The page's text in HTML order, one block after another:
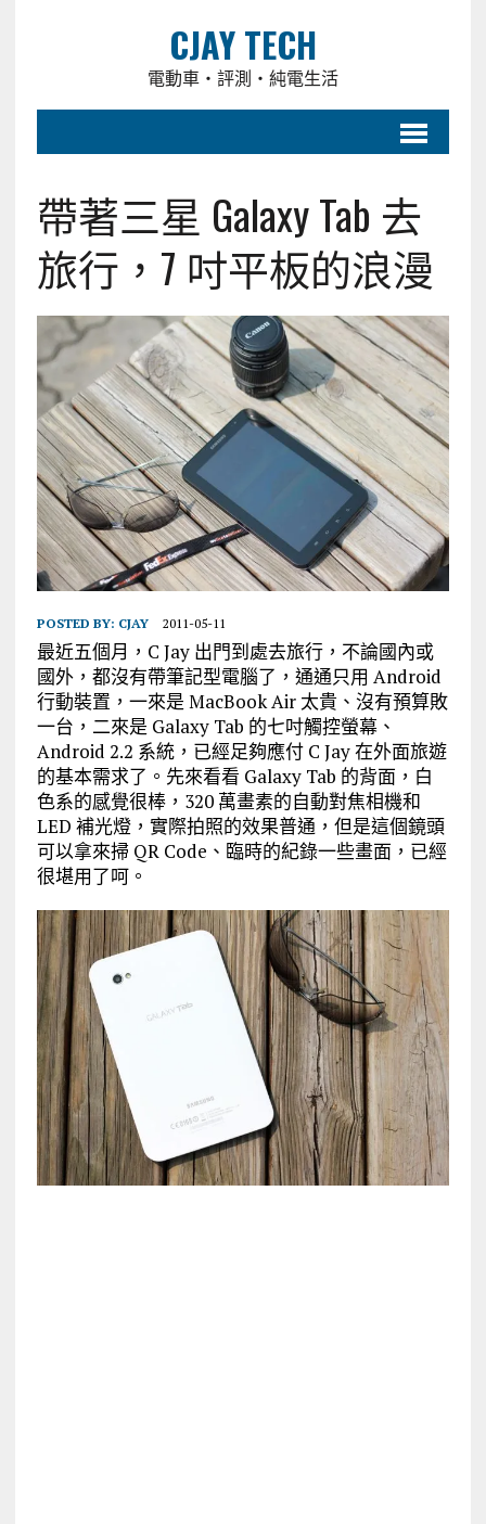
CJAY TECH
電動車・評測・純電生活
帶著三星 Galaxy Tab 去
旅行，7 吋平板的浪漫
POSTED BY: CJAY 2011-05-11
最近五個月，C Jay 出門到處去旅行，不論國內或
國外，都沒有帶筆記型電腦了，通通只用 Android
行動裝置，一來是 MacBook Air 太貴、沒有預算敗
一台，二來是 Galaxy Tab 的七吋觸控螢幕、
Android 2.2 系統，已經足夠應付 C Jay 在外面旅遊
的基本需求了。先來看看 Galaxy Tab 的背面，白
色系的感覺很棒，320 萬畫素的自動對焦相機和
LED 補光燈，實際拍照的效果普通，但是這個鏡頭
可以拿來掃 QR Code、臨時的紀錄一些畫面，已經
很堪用了呵。